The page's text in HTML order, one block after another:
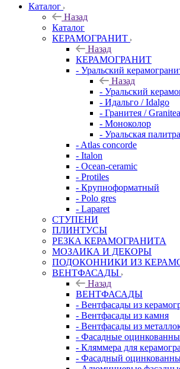
Каталог
Назад
Каталог
КЕРАМОГРАНИТ
Назад
КЕРАМОГРАНИТ
- Уральский
Назад
- Уральский
- Идальго / Idalgo
- Гранитея / Granitea
- Моноколор
- Уральская палитра
- Atlas concorde
- Italon
- Ocean-ceramic
- Protiles
- Крупноформатный
- Polo gres
- Laparet
СТУПЕНИ
ПЛИНТУСЫ
РЕЗКА КЕРАМОГРАНИТА
МОЗАИКА И ДЕКОРЫ
ПОДОКОННИКИ ИЗ
ВЕНТФАСАДЫ
Назад
ВЕНТФАСАДЫ
- Вентфасады из
- Вентфасады из камня
- Вентфасады из
- Фасадные
- Кляммера для
- Фасадный